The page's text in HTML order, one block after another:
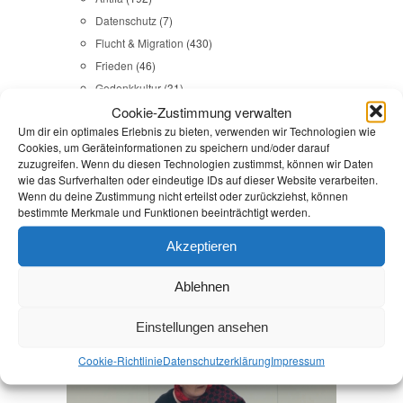
Cookie-Zustimmung verwalten
Um dir ein optimales Erlebnis zu bieten, verwenden wir Technologien wie
Cookies, um Geräteinformationen zu speichern und/oder darauf
zuzugreifen. Wenn du diesen Technologien zustimmst, können wir Daten
wie das Surfverhalten oder eindeutige IDs auf dieser Website verarbeiten.
Wenn du deine Zustimmung nicht erteilst oder zurückziehst, können
bestimmte Merkmale und Funktionen beeinträchtigt werden.
Akzeptieren
Ablehnen
Einstellungen ansehen
Cookie-RichtlinieDatenschutz­erklärungImpressum
Datenschutz (7)
Flucht & Migration (430)
Frieden (46)
Gedenkkultur (31)
Gesundheit(43)
Gleichstellung(17)
Internationales(65)
Kommunales(107)
LINKES(108)
NSU(29)
Religion & Dialog(35)
Sicherheit(98)
Durchsuchen:Startseite/Unterstützungsunterschriten
Kommunales,Reden